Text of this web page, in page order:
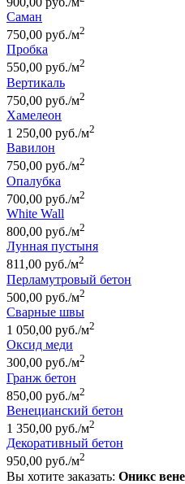
Саман
750,00 руб./м2
Пробка
550,00 руб./м2
Вертикаль
750,00 руб./м2
Хамелеон
1 250,00 руб./м2
Вавилон
750,00 руб./м2
Опалубка
700,00 руб./м2
White Wall
800,00 руб./м2
Лунная пустыня
811,00 руб./м2
Перламутровый бетон
500,00 руб./м2
Сварные швы
1 050,00 руб./м2
Оксид меди
300,00 руб./м2
Гранж бетон
850,00 руб./м2
Венецианский бетон
1 350,00 руб./м2
Декоративный бетон
950,00 руб./м2
Вы хотите заказать: Оникс